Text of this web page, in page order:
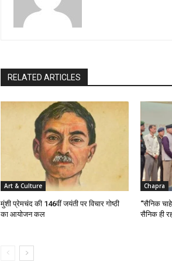
RELATED ARTICLES
Art & Culture
मुंशी प्रेमचंद की 146वीं जयंती पर विचार गोष्ठी
का आयोजन कल
Chapra
“सैनिक चाहे
सैनिक ही